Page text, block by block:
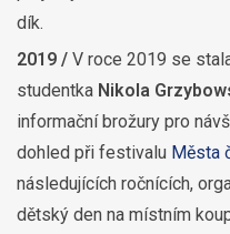
dík.
2019 / V roce 2019 se
studentka Nikola
informační brožury pro
dohled při festivalu Města
následujících ročnících,
dětský den na místním